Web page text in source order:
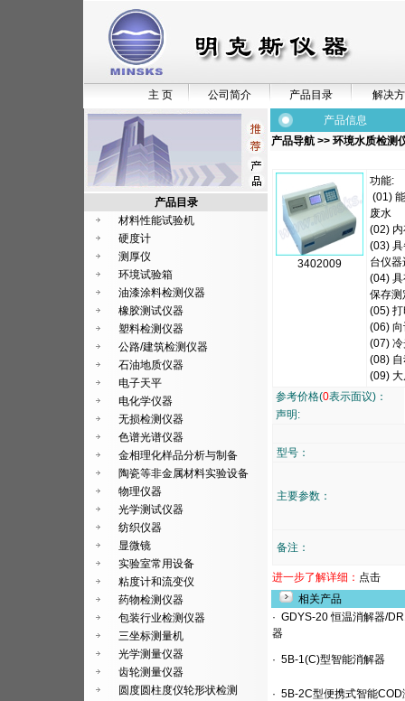
主 页 公司简介 产品目录 解决
产品目录
材料性能试验机
硬度计
测厚仪
环境试验箱
油漆涂料检测仪器
橡胶测试仪器
塑料检测仪器
公路/建筑检测仪器
石油地质仪器
电子天平
电化学仪器
无损检测仪器
色谱光谱仪器
金相理化样品分析与制备
陶瓷等非金属材料实验设备
物理仪器
光学测试仪器
纺织仪器
显微镜
实验室常用设备
粘度计和流变仪
药物检测仪器
包装行业检测仪器
三坐标测量机
光学测量仪器
齿轮测量仪器
圆度圆柱度仪轮形状检测
产品信息
产品导航 >> 环境水质检测
3402009
功能:
(01)
废水
(02)
(03)
台仪
(04)
保存测
(05)
(06)
(07)
(08)
(09)
参考价格(0表示面议)：
声明:
型号：
主要参数：
备注：
进一步了解详细： 点击
相关产品
· GDYS-20 恒温消解器/
器
· 5B-1(C)型智能消解器
· 5B-2C型便携式智能COD